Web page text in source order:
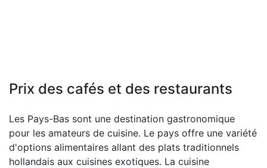
Prix des cafés et des restaurants
Les Pays-Bas sont une destination gastronomique
pour les amateurs de cuisine. Le pays offre une variété
d'options alimentaires allant des plats traditionnels
hollandais aux cuisines exotiques. La cuisine